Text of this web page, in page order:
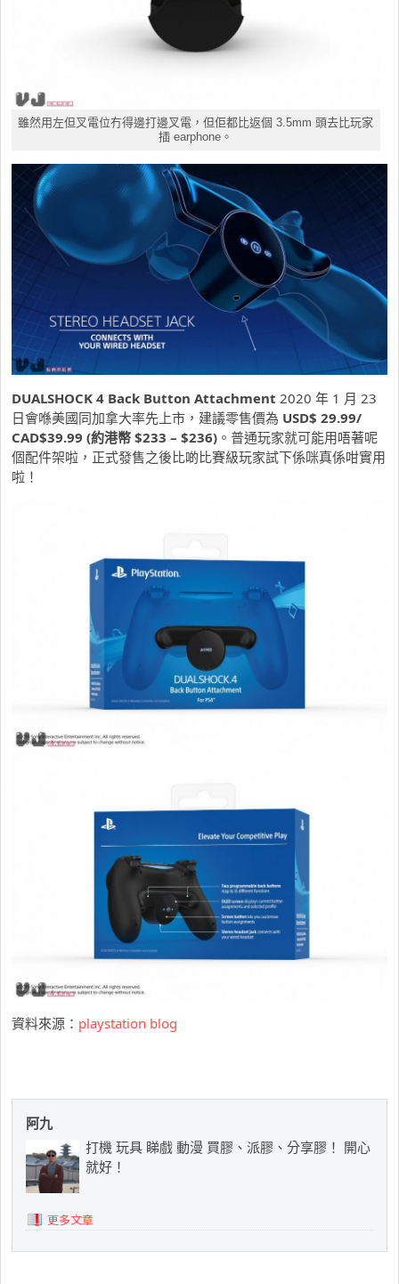
雖然用左但叉電位冇得邊打邊叉電，但佢都比返個 3.5mm 頭去比玩家
插 earphone。
DUALSHOCK 4 Back Button Attachment 2020 年 1 月 23
日會喺美國同加拿大率先上市，建議零售價為 USD$ 29.99/
CAD$39.99 (約港幣 $233 – $236) 。普通玩家就可能用唔著呢
個配件架啦，正式發售之後比啲比賽級玩家試下係咪真係咁實用
啦！
資料來源： playstation blog
阿九
打機 玩具 睇戲 動漫 買膠、派膠、分享膠！ 開心
就好！
更多文章